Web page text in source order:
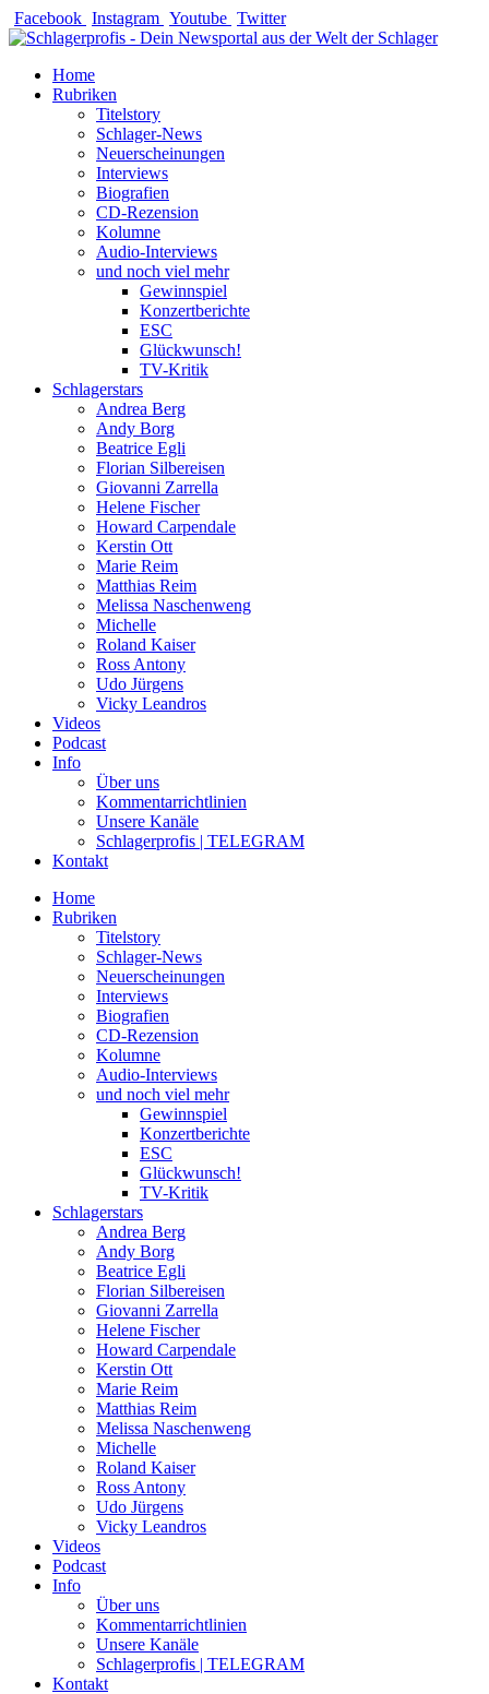
Zum
Inhalt
Facebook Instagram Youtube Twitter
Home
Rubriken
Titelstory
Schlager-News
Neuerscheinungen
Interviews
Biografien
CD-Rezension
Kolumne
Audio-Interviews
und noch viel mehr
Gewinnspiel
Konzertberichte
ESC
Glückwunsch!
TV-Kritik
Schlagerstars
Andrea Berg
Andy Borg
Beatrice Egli
Florian Silbereisen
Giovanni Zarrella
Helene Fischer
Howard Carpendale
Kerstin Ott
Marie Reim
Matthias Reim
Melissa Naschenweng
Michelle
Roland Kaiser
Ross Antony
Udo Jürgens
Vicky Leandros
Videos
Podcast
Info
Über uns
Kommentarrichtlinien
Unsere Kanäle
Schlagerprofis | TELEGRAM
Kontakt
Home
Rubriken
Titelstory
Schlager-News
Neuerscheinungen
Interviews
Biografien
CD-Rezension
Kolumne
Audio-Interviews
und noch viel mehr
Gewinnspiel
Konzertberichte
ESC
Glückwunsch!
TV-Kritik
Schlagerstars
Andrea Berg
Andy Borg
Beatrice Egli
Florian Silbereisen
Giovanni Zarrella
Helene Fischer
Howard Carpendale
Kerstin Ott
Marie Reim
Matthias Reim
Melissa Naschenweng
Michelle
Roland Kaiser
Ross Antony
Udo Jürgens
Vicky Leandros
Videos
Podcast
Info
Über uns
Kommentarrichtlinien
Unsere Kanäle
Schlagerprofis | TELEGRAM
Kontakt